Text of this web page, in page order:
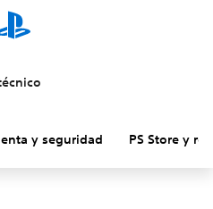
y seguridad PS Store y